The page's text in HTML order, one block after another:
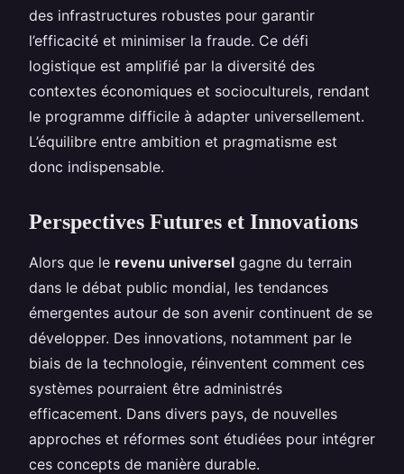
des infrastructures robustes pour garantir
l’efficacité et minimiser la fraude. Ce défi
logistique est amplifié par la diversité des
contextes économiques et socioculturels, rendant
le programme difficile à adapter universellement.
L’équilibre entre ambition et pragmatisme est
donc indispensable.
Perspectives Futures et Innovations
Alors que le revenu universel gagne du terrain
dans le débat public mondial, les tendances
émergentes autour de son avenir continuent de se
développer. Des innovations, notamment par le
biais de la technologie, réinventent comment ces
systèmes pourraient être administrés
efficacement. Dans divers pays, de nouvelles
approches et réformes sont étudiées pour intégrer
ces concepts de manière durable.